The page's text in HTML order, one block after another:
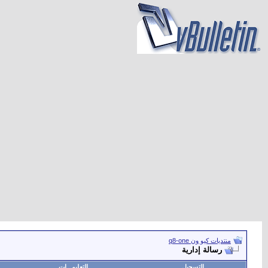
منتديات كيو ون q8-one
رسالة إدارية